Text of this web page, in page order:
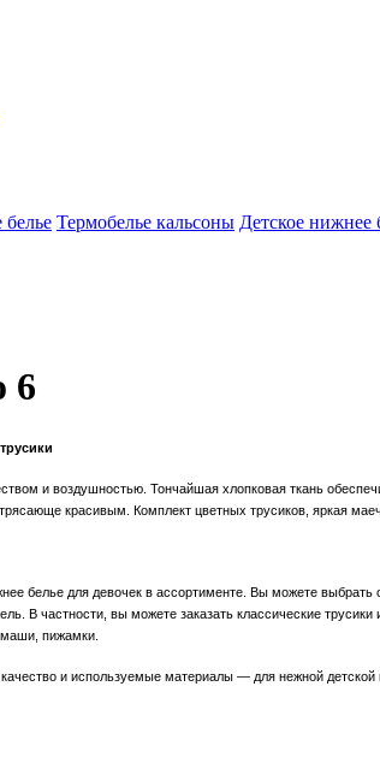
Термобелье кальсоны Детское нижнее
6
и воздушностью. Тончайшая хлопковая ткань
красивым. Комплект цветных трусиков, яркая
белье для девочек в ассортименте. Вы можете
В частности, вы можете заказать классические
пижамки.
и используемые материалы ― для нежной